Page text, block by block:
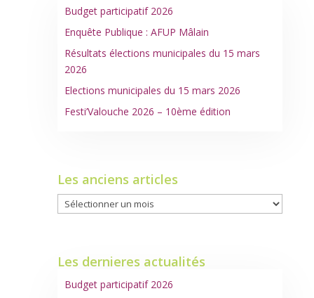
Budget participatif 2026
Enquête Publique : AFUP Mâlain
Résultats élections municipales du 15 mars
2026
Elections municipales du 15 mars 2026
Festi’Valouche 2026 – 10ème édition
Les anciens articles
Les
anciens
Les dernieres actualités
Budget participatif 2026